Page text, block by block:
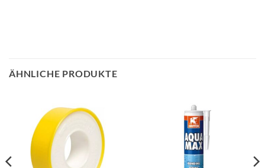
ÄHNLICHE PRODUKTE